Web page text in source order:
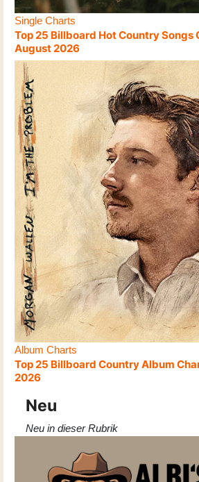
Single Charts
Top 25 Billboard Hot Country Songs
August 2026
Album Charts
Top 25 Billboard Country Album
2026
Neu
Neu in dieser Rubrik